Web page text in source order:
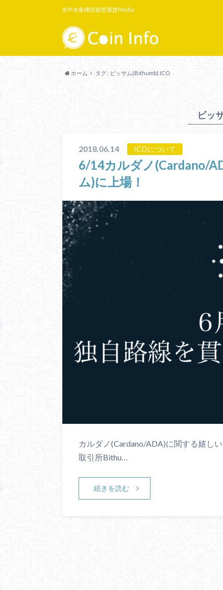
非中央集権型仮想通貨Media
ホーム タグ : ビッサム(Bithumb) ICO
ビッ
2018.06.14 ICOについて
6/14カルダノ(Cardano/
ム)に上場！
カルダノ(Cardano/ADA)に関する嬉し
取引所Bithu…
続きを読む